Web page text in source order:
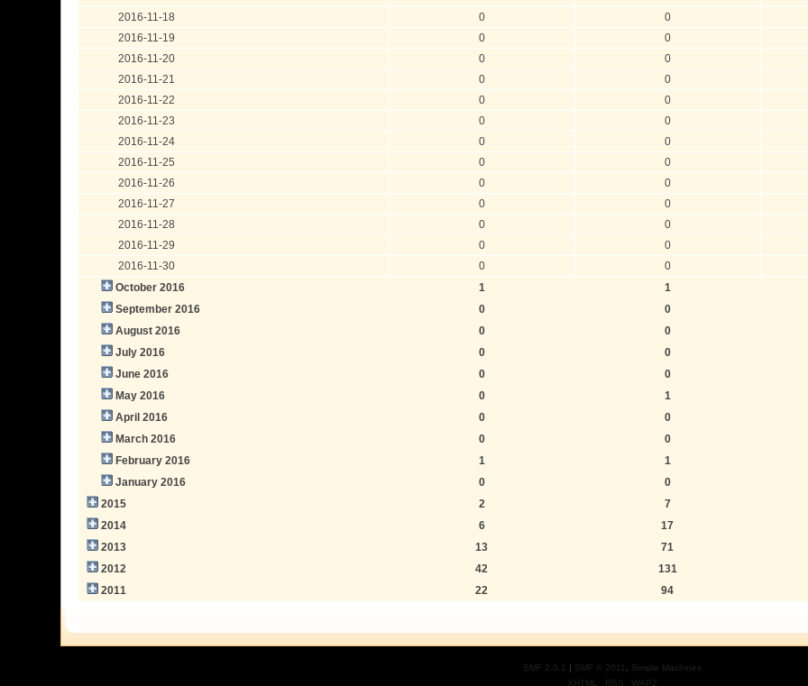
2016-11-18
0
0
2016-11-19
0
0
2016-11-20
0
0
2016-11-21
0
0
2016-11-22
0
0
2016-11-23
0
0
2016-11-24
0
0
2016-11-25
0
0
2016-11-26
0
0
2016-11-27
0
0
2016-11-28
0
0
2016-11-29
0
0
2016-11-30
0
0
October 2016
1
1
September 2016
0
0
August 2016
0
0
July 2016
0
0
June 2016
0
0
May 2016
0
1
April 2016
0
0
March 2016
0
0
February 2016
1
1
January 2016
0
0
2015
2
7
2014
6
17
2013
13
71
2012
42
131
2011
22 94
SMF 2.0.1 | SMF © 2011
Simple Machines
XHTML
RSS WAP2